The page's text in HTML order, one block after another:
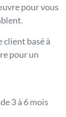
pour vous
basé à
pour un
3 à 6 mois